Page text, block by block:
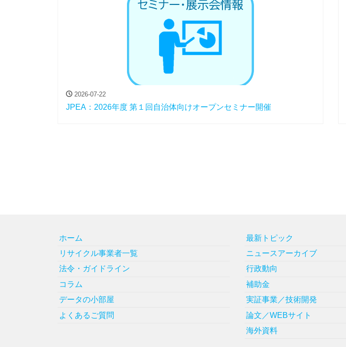
2026-07-22
JPEA：2026年度 第１回自治体向けオープンセミナー開催
ホーム
リサイクル事業者一覧
法令・ガイドライン
コラム
データの小部屋
よくあるご質問
最新トピック
ニュースアーカイブ
行政動向
補助金
実証事業／技術開発
論文／WEBサイト
海外資料